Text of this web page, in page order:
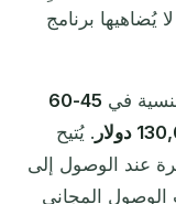
لا يُضاهيها برنامج
في
45-60
دولار
. يُتيح
عند الوصول إلى
الوصول المجاني